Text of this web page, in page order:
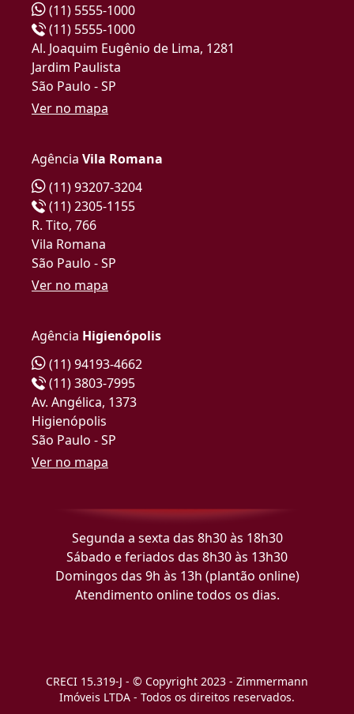
(11) 5555-1000
(11) 5555-1000
Al. Joaquim Eugênio de Lima, 1281
Jardim Paulista
São Paulo - SP
Ver no mapa
Agência Vila Romana
(11) 93207-3204
(11) 2305-1155
R. Tito, 766
Vila Romana
São Paulo - SP
Ver no mapa
Agência Higienópolis
(11) 94193-4662
(11) 3803-7995
Av. Angélica, 1373
Higienópolis
São Paulo - SP
Ver no mapa
Segunda a sexta das 8h30 às 18h30
Sábado e feriados das 8h30 às 13h30
Domingos das 9h às 13h (plantão online)
Atendimento online todos os dias.
CRECI 15.319-J - © Copyright 2023 - Zimmermann
Imóveis LTDA - Todos os direitos reservados.